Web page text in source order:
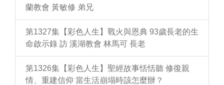
蘭教會 黃敏修 弟兄
第1327集【彩色人生】戰火與恩典 93歲長老的生
命啟示錄 訪 溪湖教會 林馬可 長老
第1326集【彩色人生】聖經故事恬恬聽 修復親
情、重建信仰 當生活崩塌時該怎麼辦？